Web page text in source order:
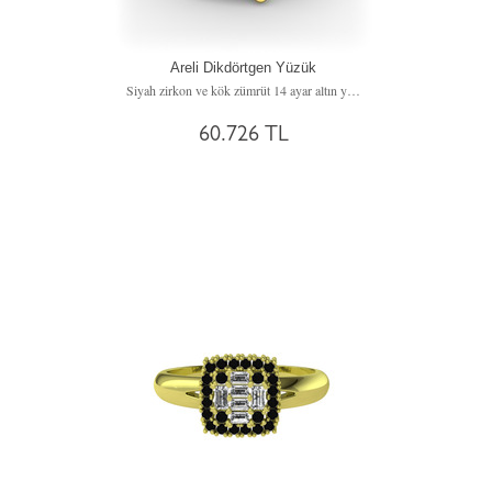
Areli Dikdörtgen Yüzük
Siyah zirkon ve kök zümrüt 14 ayar altın yüzük
60.726 TL